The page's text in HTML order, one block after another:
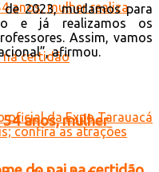
anos, mulher
2023, mudamos para
e já realizamos os
Assim, vamos
afirmou.